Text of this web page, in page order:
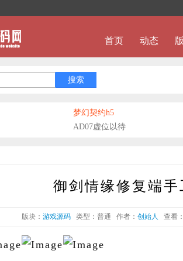
首页 动态
梦幻契约h5
AD07虚位以待
御剑情缘修复端
版块： 游戏源码 类型：普通 作者： 创始人 查看